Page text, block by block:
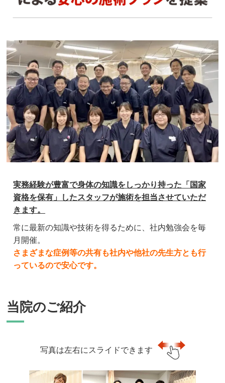
実務経験が豊富で身体の知識をしっかり持った「国家
資格を保有」したスタッフが施術を担当させていただ
きます。
常に最新の知識や技術を得るために、社内勉強会を毎
月開催。
さまざまな症例等の共有も社内や他社の先生方とも行
っているので安心です。
当院のご紹介
写真は左右にスライドできます